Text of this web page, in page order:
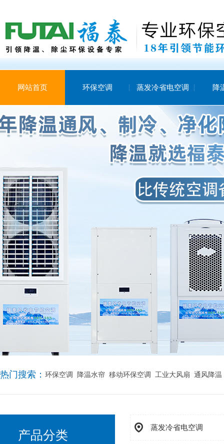
网站首页 环保空调 蒸发冷省电空调 降
热门搜索： 环保空调 降温水帘 移动环保空调 工业大风扇 通风降温
产品分类
蒸发冷省电空调